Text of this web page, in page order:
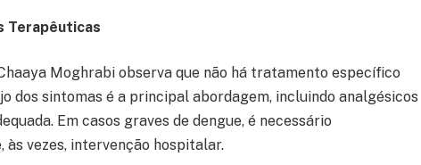
Terapêuticas
Moghrabi observa que não há tratamento específico
dos sintomas é a principal abordagem, incluindo analgésicos
Em casos graves de dengue, é necessário
às vezes, intervenção hospitalar.